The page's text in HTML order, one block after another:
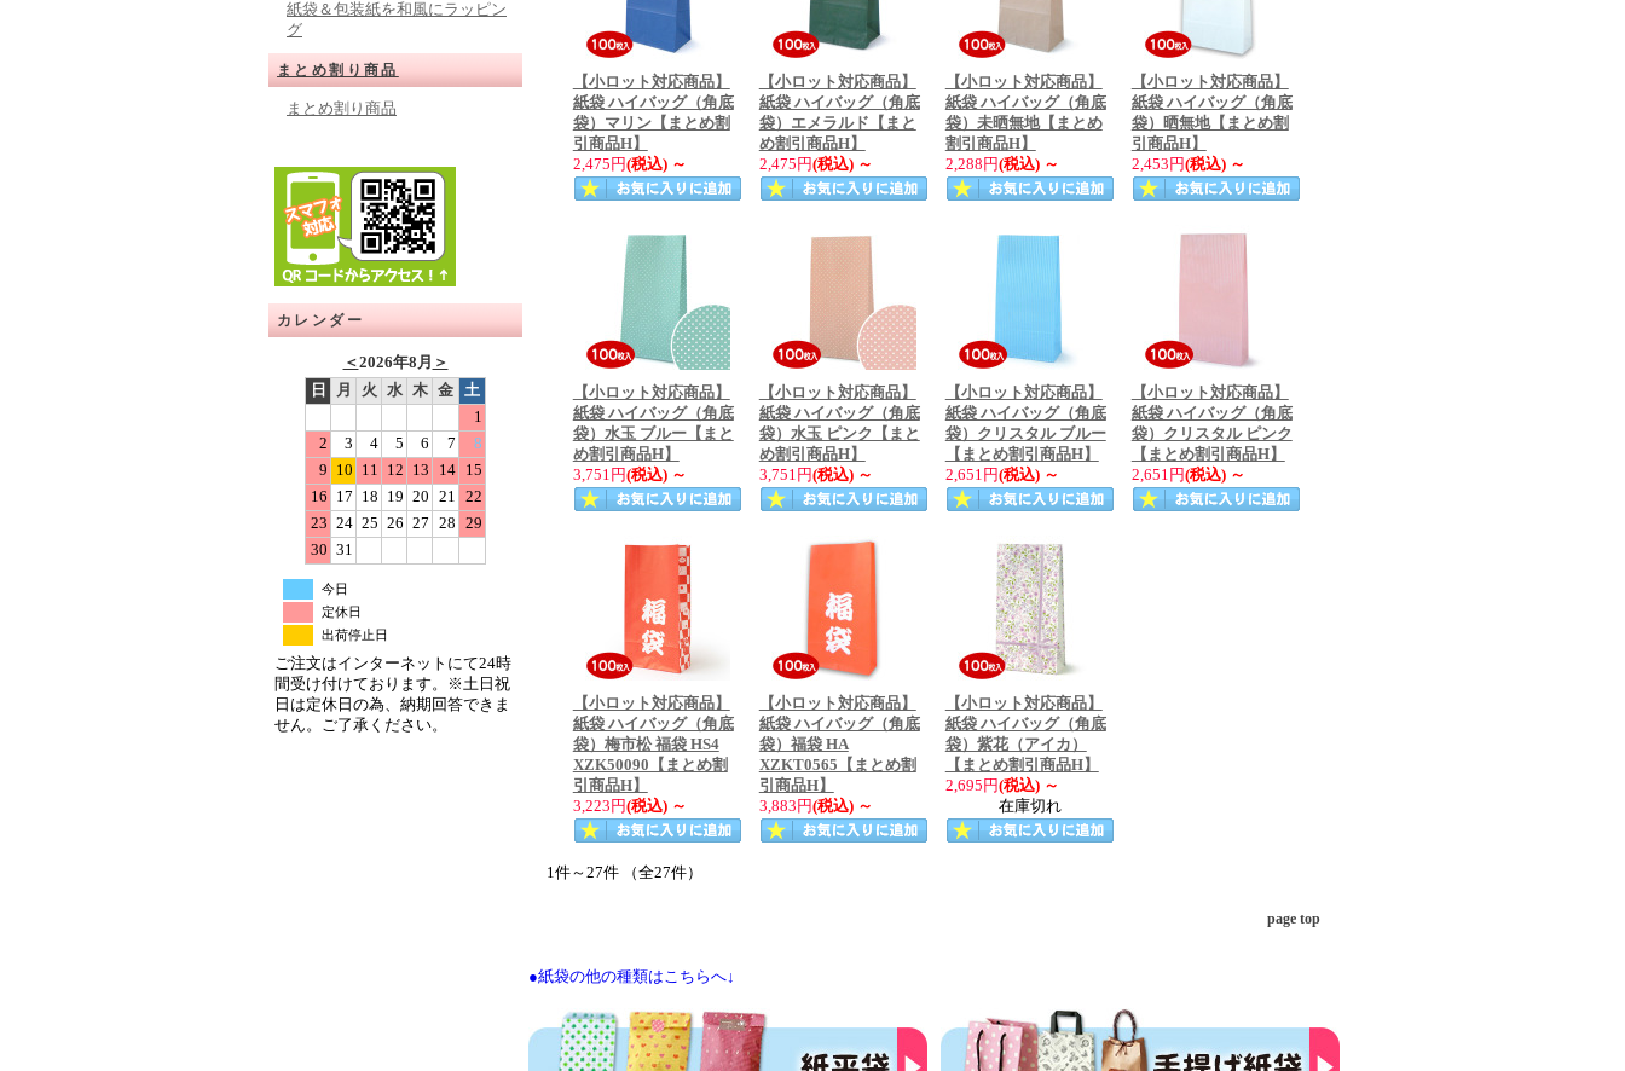
紙袋＆包装紙を和風にラッピン
グ
まとめ割り商品
まとめ割り商品
カレンダー
＜2026年8月 ＞
日
月 火 水 木 金
土
1
2
3 4 5 6 7
8
9
10 11 12 13 14
15
16
17 18 19 20 21
22
23 24 25 26 27 28
29
30 31
今日
定休日
出荷停止日
ご注文はインターネットにて24時
間受け付けております。※土日祝
日は定休日の為、納期回答できま
せん。ご了承ください。
【小ロット対応商品】
紙袋 ハイバッグ（角底
袋）マリン【まとめ割
引商品H】
2,475円(税込) ～
【小ロット対応商品】
紙袋 ハイバッグ（角底
袋）エメラルド【まと
め割引商品H】
2,475円(税込) ～
【小ロット対応商品】
紙袋 ハイバッグ（角底
袋）未晒無地【まとめ
割引商品H】
2,288円(税込) ～
【小ロット対応商品】
紙袋 ハイバッグ（角底
袋）晒無地【まとめ割
引商品H】
2,453円(税込) ～
【小ロット対応商品】
紙袋 ハイバッグ（角底
袋）水玉 ブルー【まと
め割引商品H】
3,751円(税込) ～
【小ロット対応商品】
紙袋 ハイバッグ（角底
袋）水玉 ピンク【まと
め割引商品H】
3,751円(税込) ～
【小ロット対応商品】
紙袋 ハイバッグ（角底
袋）クリスタル ブルー
【まとめ割引商品H】
2,651円(税込) ～
【小ロット対応商品】
紙袋 ハイバッグ（角底
袋）クリスタル ピンク
【まとめ割引商品H】
2,651円(税込) ～
【小ロット対応商品】
紙袋 ハイバッグ（角底
袋）梅市松 福袋 HS4
XZK50090【まとめ割
引商品H】
3,223円(税込) ～
【小ロット対応商品】
紙袋 ハイバッグ（角底
袋）福袋 HA
XZKT0565【まとめ割
引商品H】
3,883円(税込) ～
【小ロット対応商品】
紙袋 ハイバッグ（角底
袋）紫花（アイカ）
【まとめ割引商品H】
2,695円(税込) ～
在庫切れ
1件～27件 （全27件）
page top
●紙袋の他の種類はこちらへ↓